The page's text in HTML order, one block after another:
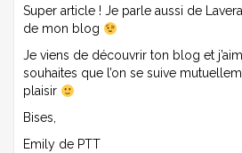
Super article ! Je parle aussi de
de mon blog
Je viens de découvrir ton blog et
souhaites que l’on se suive
plaisir
Bises,
Emily de PTT